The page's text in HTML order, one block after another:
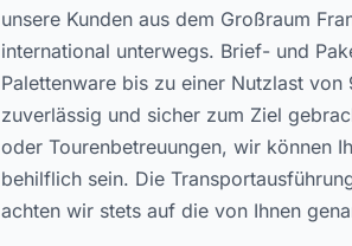
unsere Kunden aus dem Großraum
international unterwegs. Brief- und
Palettenware bis zu einer Nutzlast
zuverlässig und sicher zum Ziel
oder Tourenbetreuungen, wir können
behilflich sein. Die
achten wir stets auf die von Ihnen